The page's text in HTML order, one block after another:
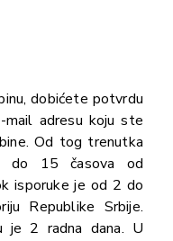
dobićete potvrdu
mail adresu koju ste
Od tog trenutka
do 15 časova od
isporuke je od 2 do
Republike Srbije.
je 2 radna dana. U